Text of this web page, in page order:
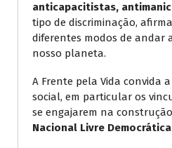
anticapacitistas,
tipo de discriminação,
diferentes modos de andar
nosso planeta.
A Frente pela Vida convida
social, em particular os
se engajarem na construção
Nacional Livre